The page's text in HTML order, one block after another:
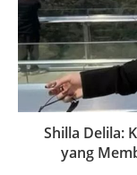
Shilla Delila:
yang